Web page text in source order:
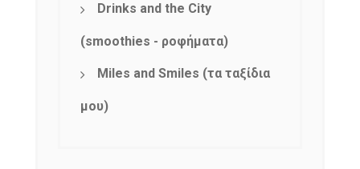
Drinks and the City
(smoothies - ροφήματα)
Miles and Smiles (τα ταξίδια
μου)